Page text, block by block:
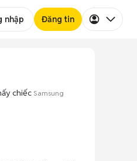
nhập Đăng tin
chiếc Samsung